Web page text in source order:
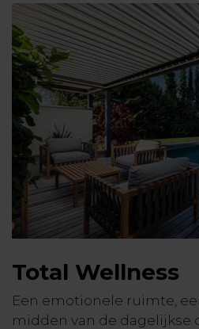
Total Wellness
Een emotionele ruimte,
midden van de dagelijkse